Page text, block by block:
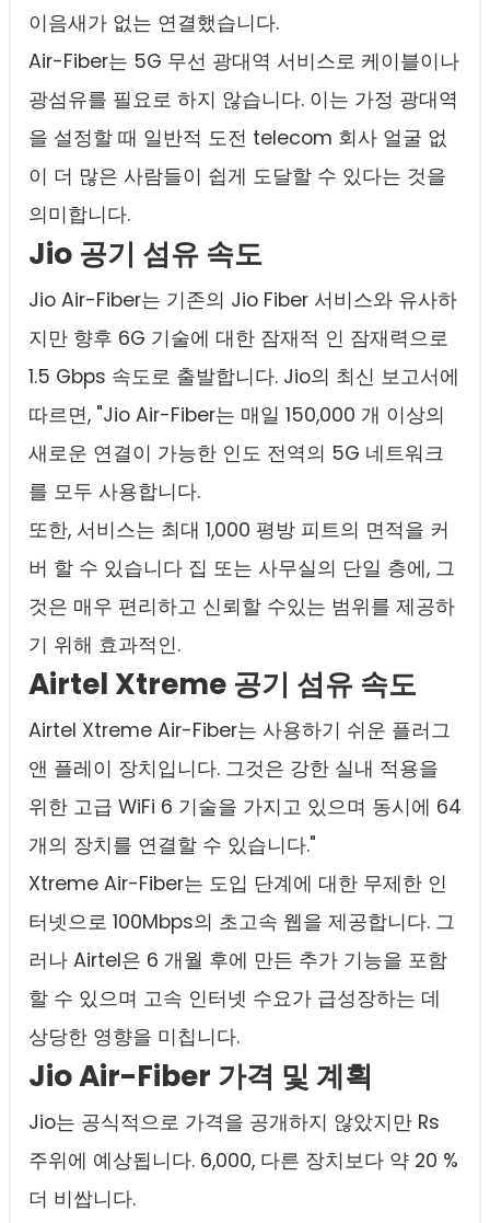
이음새가 없는 연결했습니다.
Air-Fiber는 5G 무선 광대역 서비스로 케이블이나
광섬유를 필요로 하지 않습니다. 이는 가정 광대역
을 설정할 때 일반적 도전 telecom 회사 얼굴 없
이 더 많은 사람들이 쉽게 도달할 수 있다는 것을
의미합니다.
Jio 공기 섬유 속도
Jio Air-Fiber는 기존의 Jio Fiber 서비스와 유사하
지만 향후 6G 기술에 대한 잠재적 인 잠재력으로
1.5 Gbps 속도로 출발합니다. Jio의 최신 보고서에
따르면, "Jio Air-Fiber는 매일 150,000 개 이상의
새로운 연결이 가능한 인도 전역의 5G 네트워크
를 모두 사용합니다.
또한, 서비스는 최대 1,000 평방 피트의 면적을 커
버 할 수 있습니다 집 또는 사무실의 단일 층에, 그
것은 매우 편리하고 신뢰할 수있는 범위를 제공하
기 위해 효과적인.
Airtel Xtreme 공기 섬유 속도
Airtel Xtreme Air-Fiber는 사용하기 쉬운 플러그
앤 플레이 장치입니다. 그것은 강한 실내 적용을
위한 고급 WiFi 6 기술을 가지고 있으며 동시에 64
개의 장치를 연결할 수 있습니다."
Xtreme Air-Fiber는 도입 단계에 대한 무제한 인
터넷으로 100Mbps의 초고속 웹을 제공합니다. 그
러나 Airtel은 6 개월 후에 만든 추가 기능을 포함
할 수 있으며 고속 인터넷 수요가 급성장하는 데
상당한 영향을 미칩니다.
Jio Air-Fiber 가격 및 계획
Jio는 공식적으로 가격을 공개하지 않았지만 Rs
주위에 예상됩니다. 6,000, 다른 장치보다 약 20 %
더 비쌉니다.